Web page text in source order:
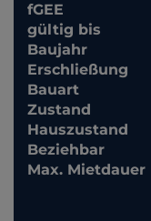
fGEE
gültig bis
Baujahr
Erschließung
Bauart
Zustand
Hauszustand
Beziehbar
Max. Mietdauer